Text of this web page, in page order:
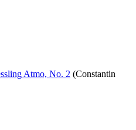
Atmo, No. 2 (Constantin